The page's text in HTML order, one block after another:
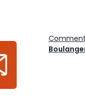
Comment